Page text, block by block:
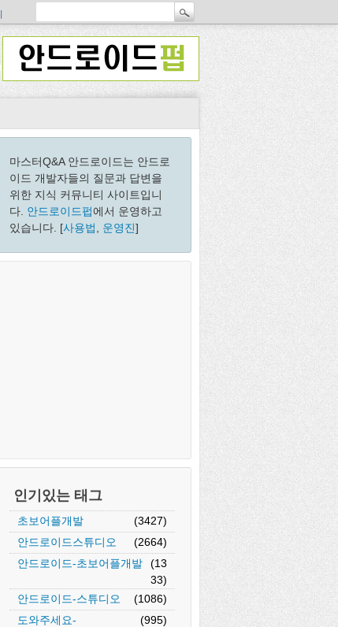
마스터Q&A 안드로이드는 안드로
이드 개발자들의 질문과 답변을
위한 지식 커뮤니티 사이트입니
다. 안드로이드펍에서 운영하고
있습니다. [사용법 운영진]
인기있는 태그
초보어플개발
(3427)
안드로이드스튜디오
(2664)
안드로이드-초보어플개발
(13
33)
안드로이드-스튜디오
(1086)
도와주세요-
(995)